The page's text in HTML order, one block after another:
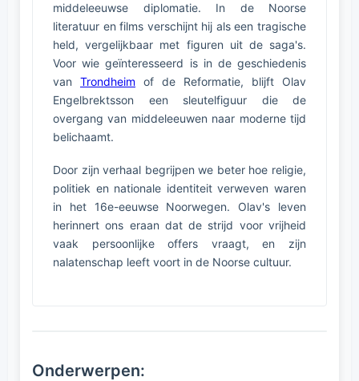
middeleeuwse diplomatie. In de Noorse
literatuur en films verschijnt hij als een tragische
held, vergelijkbaar met figuren uit de saga's.
Voor wie geïnteresseerd is in de geschiedenis
van Trondheim of de Reformatie, blijft Olav
Engelbrektsson een sleutelfiguur die de
overgang van middeleeuwen naar moderne tijd
belichaamt.
Door zijn verhaal begrijpen we beter hoe religie,
politiek en nationale identiteit verweven waren
in het 16e-eeuwse Noorwegen. Olav's leven
herinnert ons eraan dat de strijd voor vrijheid
vaak persoonlijke offers vraagt, en zijn
nalatenschap leeft voort in de Noorse cultuur.
Onderwerpen: